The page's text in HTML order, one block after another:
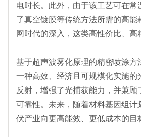
电时长。此外，由于该工艺可在
了真空镀膜等传统方法所需的高
网时代的深入，这类高性价比、高
基于超声波雾化原理的精密喷涂
一种高效、经济且可规模化实施
反射，增强了光捕获能力，并兼
可靠性。未来，随着材料基因组
伏产业向更高能效、更低成本的目